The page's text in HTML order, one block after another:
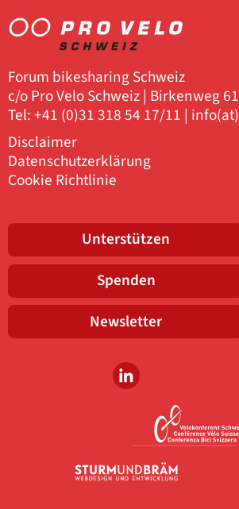
Forum bikesharing Schweiz
c/o Pro Velo Schweiz | Birkenweg
Tel: +41 (0)31 318 54 17/11 |
Disclaimer
Datenschutzerklärung
Cookie Richtlinie
Unterstützen
Spenden
Newsletter